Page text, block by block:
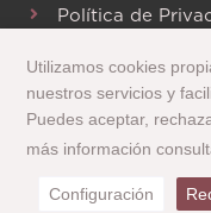
Política de
Política de
Copyright
Utilizamos cookies
nuestros servicios y
Puedes aceptar,
más información
Configuración